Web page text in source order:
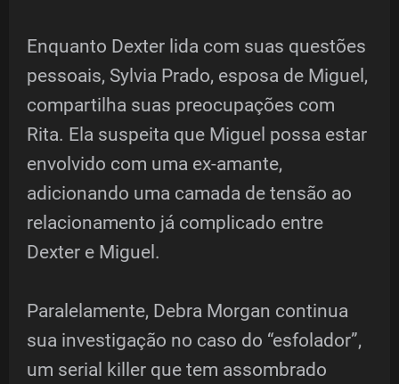
Enquanto Dexter lida com suas questões
pessoais, Sylvia Prado, esposa de Miguel,
compartilha suas preocupações com
Rita. Ela suspeita que Miguel possa estar
envolvido com uma ex-amante,
adicionando uma camada de tensão ao
relacionamento já complicado entre
Dexter e Miguel.
Paralelamente, Debra Morgan continua
sua investigação no caso do “esfolador”,
um serial killer que tem assombrado